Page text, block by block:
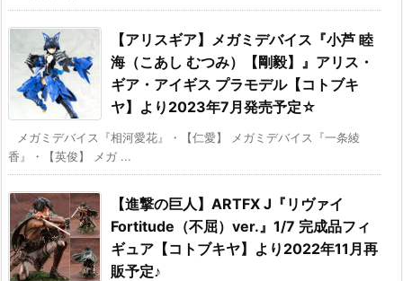
【アリスギア】メガミデバイス『小芦 睦
海（こあし むつみ）【剛毅】』アリス・
ギア・アイギス プラモデル【コトブキ
ヤ】より2023年7月発売予定☆
メガミデバイス『相河愛花』・【仁愛】 メガミデバイス『一条綾
香』・【英俊】 メガ ...
【進撃の巨人】ARTFX J『リヴァイ
Fortitude（不屈）ver.』1/7 完成品フィ
ギュア【コトブキヤ】より2022年11月再
販予定♪